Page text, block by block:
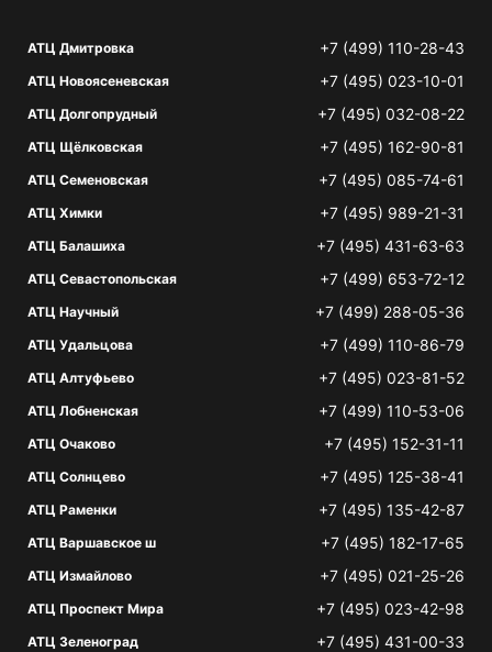
АТЦ Дмитровка +7 (499) 110-28-43
АТЦ Новоясеневская +7 (495) 023-10-01
АТЦ Долгопрудный +7 (495) 032-08-22
АТЦ Щёлковская +7 (495) 162-90-81
АТЦ Семеновская +7 (495) 085-74-61
АТЦ Химки +7 (495) 989-21-31
АТЦ Балашиха +7 (495) 431-63-63
АТЦ Севастопольская +7 (499) 653-72-12
АТЦ Научный +7 (499) 288-05-36
АТЦ Удальцова +7 (499) 110-86-79
АТЦ Алтуфьево +7 (495) 023-81-52
АТЦ Лобненская +7 (499) 110-53-06
АТЦ Очаково +7 (495) 152-31-11
АТЦ Солнцево +7 (495) 125-38-41
АТЦ Раменки +7 (495) 135-42-87
АТЦ Варшавское ш +7 (495) 182-17-65
АТЦ Измайлово +7 (495) 021-25-26
АТЦ Проспект Мира +7 (495) 023-42-98
АТЦ Зеленоград +7 (495) 431-00-33